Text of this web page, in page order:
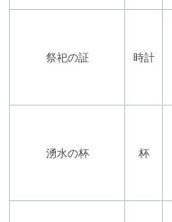
祭祀の証 時計
湧水の杯 杯